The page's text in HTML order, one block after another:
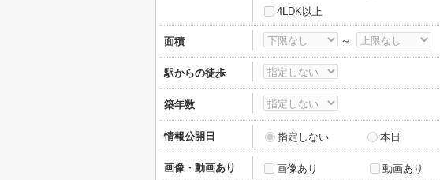
4LDK以上
面積 ～
駅からの徒歩
築年数
情報公開日 指定しない 本日
画像・動画あり 画像あり 動画あり